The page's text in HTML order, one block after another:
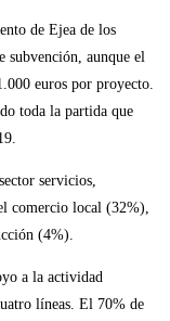
de Ejea de los
subvención, aunque el
euros por proyecto.
toda la partida que
servicios,
comercio local (32%),
(4%).
a la actividad
líneas. El 70% de